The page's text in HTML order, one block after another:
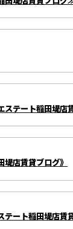
テート稲田堤店
店賃貸ブログ》
ート稲田堤店賃